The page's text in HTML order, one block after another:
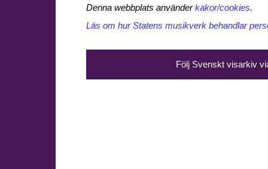
Denna webbplats använderkakor/cookies.
Läs om hur Statens musikverk behandlar
Följ Svenskt visarkiv